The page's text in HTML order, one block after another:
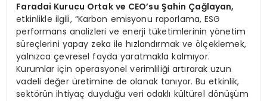
Faradai Kurucu Ortak ve CEO’su Şahin Çağlayan,
etkinlikle ilgili, “Karbon emisyonu raporlama, ESG
performans analizleri ve enerji tüketimlerinin yönetim
süreçlerini yapay zeka ile hızlandırmak ve ölçeklemek,
yalnızca çevresel fayda yaratmakla kalmıyor.
Kurumlar için operasyonel verimliliği artırarak uzun
vadeli değer üretimine de olanak tanıyor. Bu etkinlik,
sektörün ihtiyaç duyduğu veri odaklı kültürel dönüşüm